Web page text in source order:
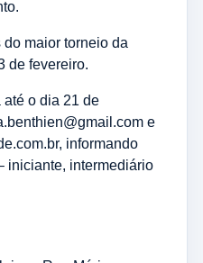
maior torneio da
de fevereiro.
até o dia 21 de
e
informando
iniciante, intermediário